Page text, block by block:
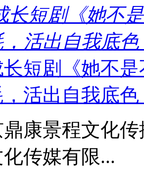
长短剧《她不
，活出自我底色
短剧《她不
活出自我底色
鼎康景程文化
传媒有限...